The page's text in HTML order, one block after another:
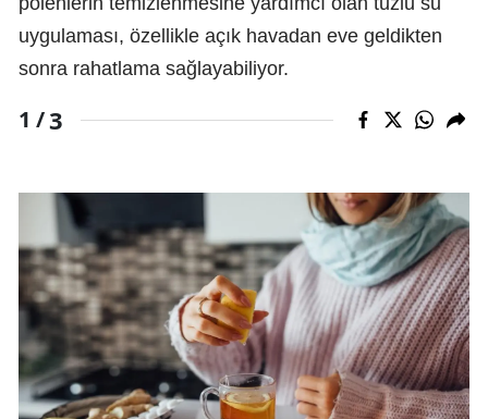
uygulaması, özellikle açık havadan eve geldikten
sonra rahatlama sağlayabiliyor.
1 /3